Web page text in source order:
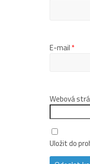
E-mail *
Webová
Uložit do